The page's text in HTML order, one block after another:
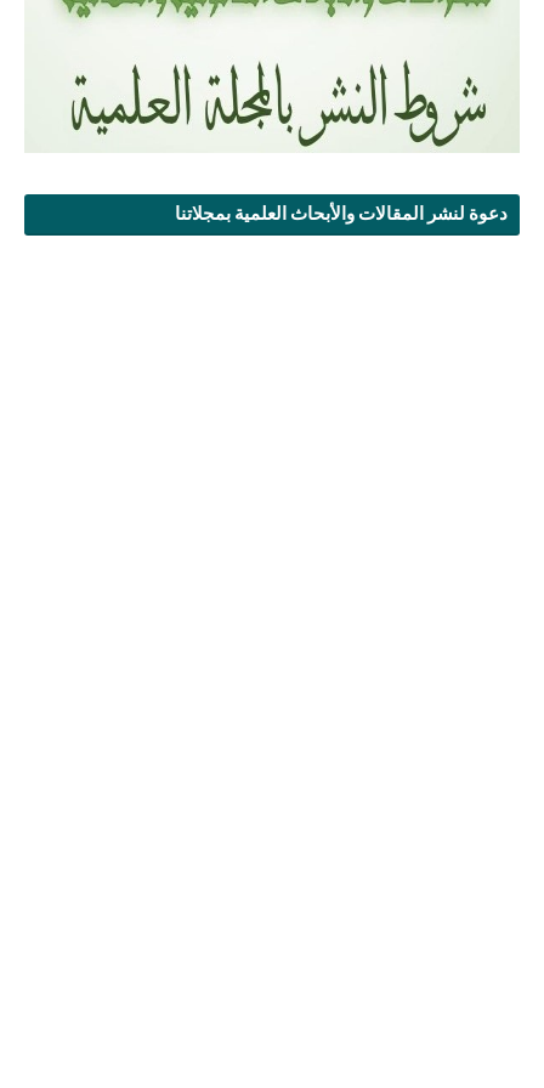
دعوة لنشر المقالات والأبحاث العلمية بمجلاتنا